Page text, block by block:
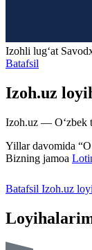
Izohli lugʻat
Batafsil
Izoh.uz
Izoh.uz — O‘zbek
Yillar davomida
Bizning jamoa
Batafsil Izoh.uz